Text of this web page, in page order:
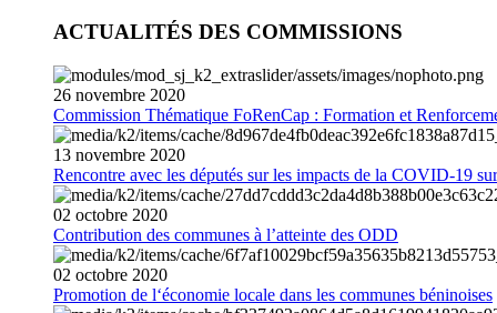
ACTUALITÉS DES COMMISSIONS
26 novembre 2020
Commission Thématique FoRenCap : Formation et
13 novembre 2020
Rencontre avec les députés sur les impacts de la COVID-19
02 octobre 2020
Contribution des communes à l’atteinte des ODD
02 octobre 2020
Promotion de l‘économie locale dans les communes béninoises